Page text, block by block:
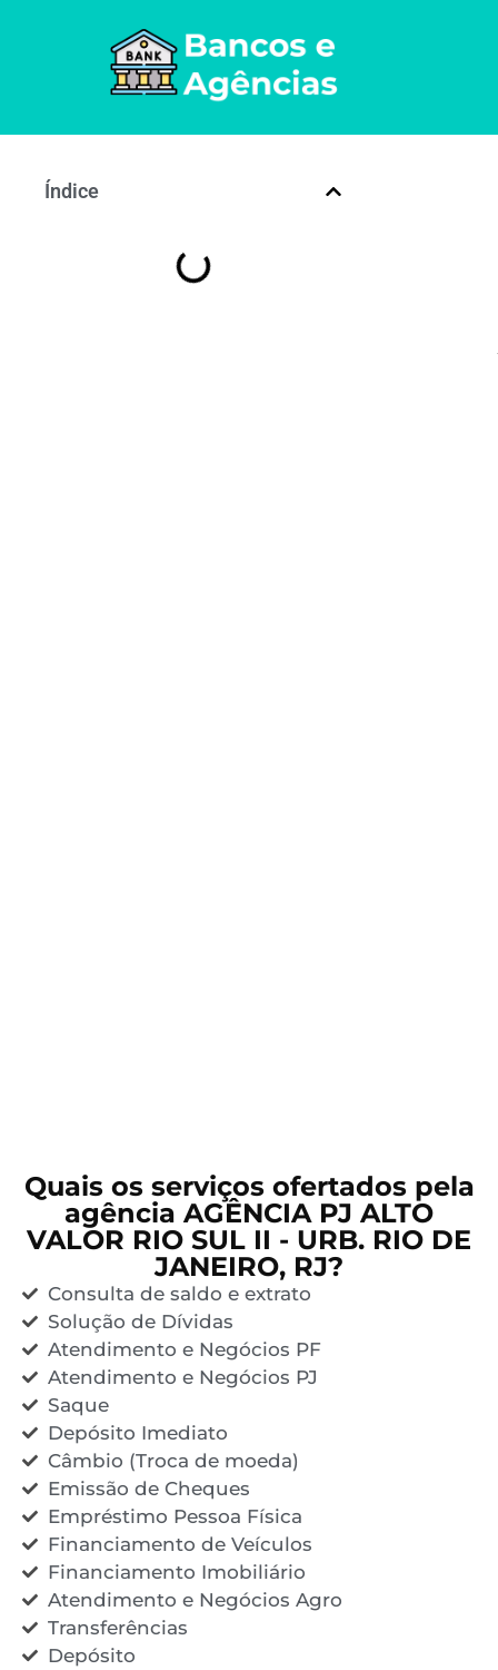
Índice
Quais os serviços ofertados pela
agência AGÊNCIA PJ ALTO
VALOR RIO SUL II - URB. RIO DE
JANEIRO, RJ?
Consulta de saldo e extrato
Solução de Dívidas
Atendimento e Negócios PF
Atendimento e Negócios PJ
Saque
Depósito Imediato
Câmbio (Troca de moeda)
Emissão de Cheques
Empréstimo Pessoa Física
Financiamento de Veículos
Financiamento Imobiliário
Atendimento e Negócios Agro
Transferências
Depósito